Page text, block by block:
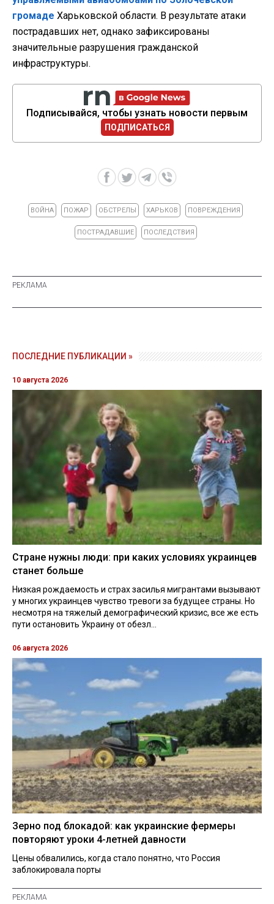
громаде Харьковской области. В результате атаки
пострадавших нет, однако зафиксированы
значительные разрушения гражданской
инфраструктуры.
Подписывайся, чтобы узнать новости первым
ПОДПИСАТЬСЯ
ВОЙНА ПОЖАР ОБСТРЕЛЫ ХАРЬКОВ ПОВРЕЖДЕНИЯ
ПОСТРАДАВШИЕ ПОСЛЕДСТВИЯ
ПОСЛЕДНИЕ ПУБЛИКАЦИИ »
10 августа 2026
Стране нужны люди: при каких условиях украинцев
станет больше
Низкая рождаемость и страх засилья мигрантами вызывают
у многих украинцев чувство тревоги за будущее страны. Но
несмотря на тяжелый демографический кризис, все же есть
пути остановить Украину от обезл...
06 августа 2026
Зерно под блокадой: как украинские фермеры
повторяют уроки 4-летней давности
Цены обвалились, когда стало понятно, что Россия
заблокировала порты